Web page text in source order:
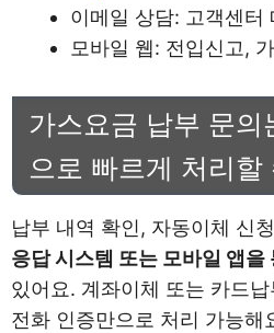
이메일 상담: 고객센터
모바일 웹: 전입신고,
가스요금 납부 문의
으로 빠르게 처리할
납부 내역 확인, 자동이체 신
응답 시스템 또는 모바일 앱을
있어요. 계좌이체 또는 카드
전화 인증만으로 처리 가능해